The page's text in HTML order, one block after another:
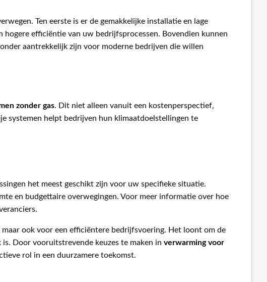
Ten eerste is er de gemakkelijke installatie en lage
efficiëntie van uw bedrijfsprocessen. Bovendien kunnen
aantrekkelijk zijn voor moderne bedrijven die willen
zonder gas. Dit niet alleen vanuit een kostenperspectief,
systemen helpt bedrijven hun klimaatdoelstellingen te
het meest geschikt zijn voor uw specifieke situatie.
en budgettaire overwegingen. Voor meer informatie over hoe
ook voor een efficiëntere bedrijfsvoering. Het loont om de
Door vooruitstrevende keuzes te maken in verwarming voor
rol in een duurzamere toekomst.